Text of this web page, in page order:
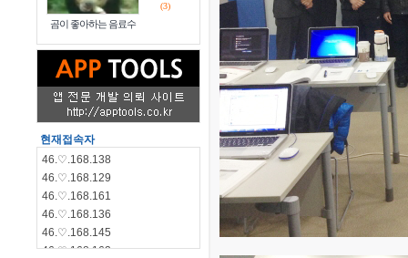
곰이 좋아하는 음료수
(3)
현재접속자
46.♡.168.138
46.♡.168.129
46.♡.168.161
46.♡.168.136
46.♡.168.145
46.♡.168.162